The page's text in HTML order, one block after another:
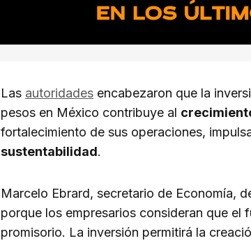
Las autoridades encabezaron que la
pesos en México contribuye al
fortalecimiento de sus operaciones,
sustentabilidad.
Marcelo Ebrard, secretario de Economía,
porque los empresarios consideran que
promisorio. La inversión permitirá la